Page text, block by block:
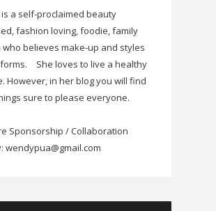
a self-proclaimed beauty
fashion loving, foodie, family
who believes make-up and styles
She loves to live a healthy
However, in her blog you will find
sure to please everyone.
Sponsorship / Collaboration
wendypua@gmail.com